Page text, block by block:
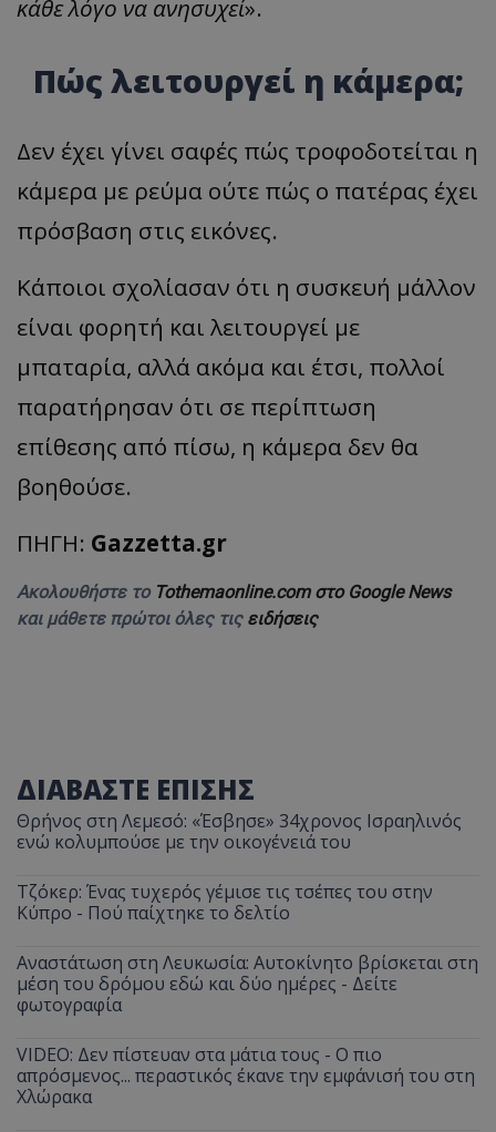
κάθε λόγο να ανησυχεί».
Πώς λειτουργεί η κάμερα;
Δεν έχει γίνει σαφές πώς τροφοδοτείται η
κάμερα με ρεύμα ούτε πώς ο πατέρας έχει
πρόσβαση στις εικόνες.
Κάποιοι σχολίασαν ότι η συσκευή μάλλον
είναι φορητή και λειτουργεί με
μπαταρία, αλλά ακόμα και έτσι, πολλοί
παρατήρησαν ότι σε περίπτωση
επίθεσης από πίσω, η κάμερα δεν θα
βοηθούσε.
ΠΗΓΗ: Gazzetta.gr
Ακολουθήστε το Tothemaonline.com στο Google News
και μάθετε πρώτοι όλες τις ειδήσεις
ΔΙΑΒΑΣΤΕ ΕΠΙΣΗΣ
Θρήνος στη Λεμεσό: «Έσβησε» 34χρονος Ισραηλινός
ενώ κολυμπούσε με την οικογένειά του
Τζόκερ: Ένας τυχερός γέμισε τις τσέπες του στην
Κύπρο - Πού παίχτηκε το δελτίο
Αναστάτωση στη Λευκωσία: Αυτοκίνητο βρίσκεται στη
μέση του δρόμου εδώ και δύο ημέρες - Δείτε
φωτογραφία
VIDEO: Δεν πίστευαν στα μάτια τους - Ο πιο
απρόσμενος... περαστικός έκανε την εμφάνισή του στη
Χλώρακα